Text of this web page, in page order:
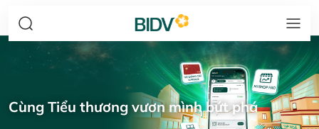
Cùng Tiểu thương vươn mình bứt phá